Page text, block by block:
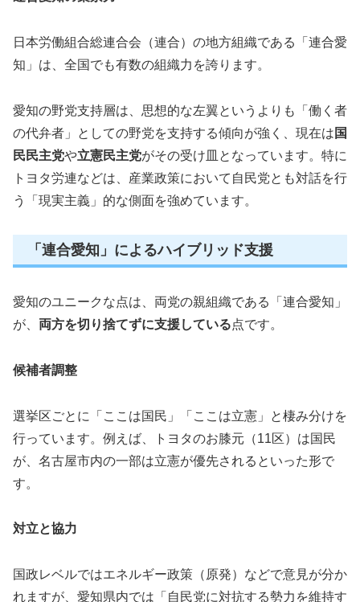
日本労働組合総連合会（連合）の地方組織である「連合愛
知」は、全国でも有数の組織力を誇ります。
愛知の野党支持層は、思想的な左翼というよりも「働く者
の代弁者」としての野党を支持する傾向が強く、現在は 国
民民主党や立憲民主党がその受け皿となっています。特に
トヨタ労連などは、産業政策において自民党とも対話を行
う「現実主義」的な側面を強めています。
「連合愛知」によるハイブリッド支援
愛知のユニークな点は、両党の親組織である「連合愛知」
が、 両方を切り捨てずに支援している点です。
候補者調整
選挙区ごとに「ここは国民」「ここは立憲」と棲み分けを
行っています。例えば、トヨタのお膝元（11区）は国民
が、名古屋市内の一部は立憲が優先されるといった形で
す。
対立と協力
国政レベルではエネルギー政策（原発）などで意見が分か
れますが、愛知県内では「自民党に対抗する勢力を維持す